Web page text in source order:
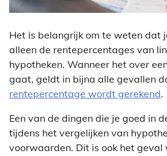
Het is belangrijk om te weten dat
alleen de rentepercentages van
hypotheken. Wanneer het over
gaat, geldt in bijna alle gevallen
rentepercentage wordt gerekend.
Een van de dingen die je goed in
tijdens het vergelijken van
voorwaarden. Dit is ook het geval